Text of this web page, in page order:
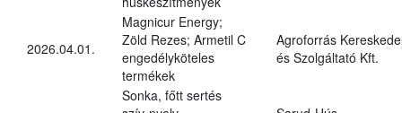
2026.04.01.
Magnicur Energy;
Zöld Rezes; Armetil C
engedélyköteles
termékek
Agroforrás
és Szolgáltató Kft.
Sonka, főtt sertés